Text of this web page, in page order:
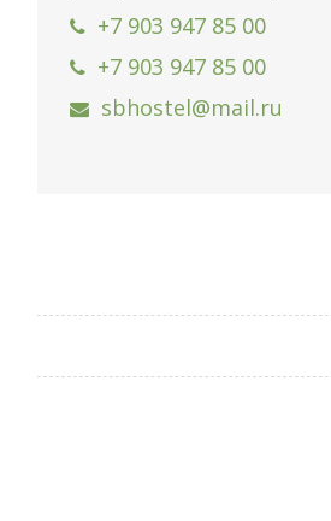
+7 903 947 85 00
+7 903 947 85 00
sbhostel@mail.ru